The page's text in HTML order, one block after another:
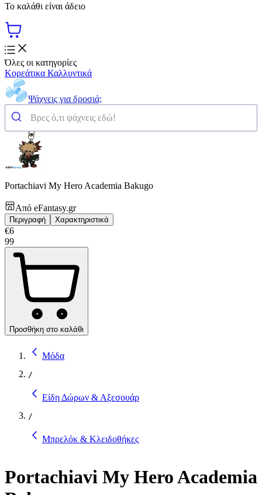
Το καλάθι είναι άδειο
Όλες οι κατηγορίες
Κορεάτικα Καλλυντικά
Ψάχνεις για δροσιά;
Portachiavi My Hero Academia Bakugo
Από eFantasy.gr
Περιγραφή Χαρακτηριστικά
€6
99
Προσθήκη στο καλάθι
Μόδα
/
Είδη Δώρων & Αξεσουάρ
/
Μπρελόκ & Κλειδοθήκες
Portachiavi My Hero Academia